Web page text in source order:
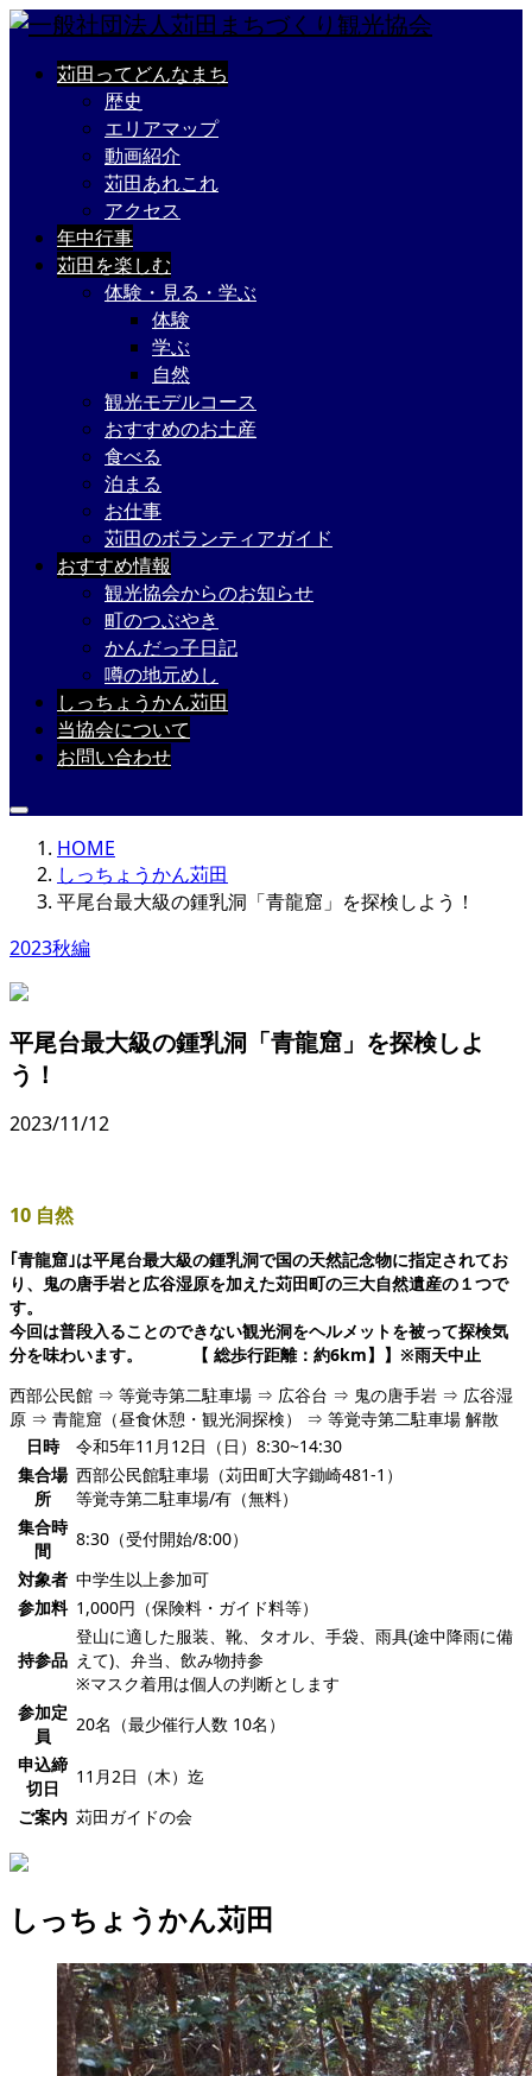
苅田ってどんなまち
歴史
エリアマップ
動画紹介
苅田あれこれ
アクセス
年中行事
苅田を楽しむ
体験・見る・学ぶ
体験
学ぶ
自然
観光モデルコース
おすすめのお土産
食べる
泊まる
お仕事
苅田のボランティアガイド
おすすめ情報
観光協会からのお知らせ
町のつぶやき
かんだっ子日記
噂の地元めし
しっちょうかん苅田
当協会について
お問い合わせ
HOME
しっちょうかん苅田
平尾台最大級の鍾乳洞「青龍窟」を探検しよう！
2023秋編
平尾台最大級の鍾乳洞「青龍窟」を探検しよ
う！
2023/11/12
10 自然
｢青龍窟｣は平尾台最大級の鍾乳洞で国の天然記念物に指定されてお
り、鬼の唐手岩と広谷湿原を加えた苅田町の三大自然遺産の１つで
す。
今回は普段入ることのできない観光洞をヘルメットを被って探検気
分を味わいます。 【 総歩行距離：約6km】】※雨天中止
西部公民館 ⇒ 等覚寺第二駐車場 ⇒ 広谷台 ⇒ 鬼の唐手岩 ⇒ 広谷湿
原 ⇒ 青龍窟（昼食休憩・観光洞探検） ⇒ 等覚寺第二駐車場 解散
日時
令和5年11月12日（日）8:30~14:30
集合場
所
西部公民館駐車場（苅田町大字鋤崎481-1）
等覚寺第二駐車場/有（無料）
集合時
間
8:30（受付開始/8:00）
対象者 中学生以上参加可
参加料 1,000円（保険料・ガイド料等）
持参品
登山に適した服装、靴、タオル、手袋、雨具(途中降雨に備
えて)、弁当、飲み物持参
※マスク着用は個人の判断とします
参加定
員
20名（最少催行人数 10名）
申込締
切日
11月2日（木）迄
ご案内 苅田ガイドの会
しっちょうかん苅田